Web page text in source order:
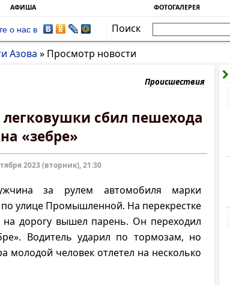
АФИША ФОТОГАЛЕРЕЯ
о нас в
Поиск
Азова » Просмотр новости
Происшествия
легковушки сбил пешехода
на «зебре»
2023 (вторник), 21:30
за рулем автомобиля марки
по улице Промышленной. На перекрестке
дорогу вышел парень. Он переходил
Водитель ударил по тормозам, но
молодой человек отлетел на несколько